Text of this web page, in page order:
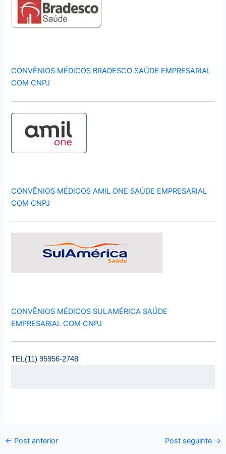
CONVÊNIOS MÉDICOS BRADESCO SAÚDE EMPRESARIAL
COM CNPJ
CONVÊNIOS MÉDICOS AMIL ONE SAÚDE EMPRESARIAL
COM CNPJ
CONVÊNIOS MÉDICOS SULAMÉRICA SAÚDE
EMPRESARIAL COM CNPJ
TEL(11) 95956-2748
← Post anterior Post seguinte →